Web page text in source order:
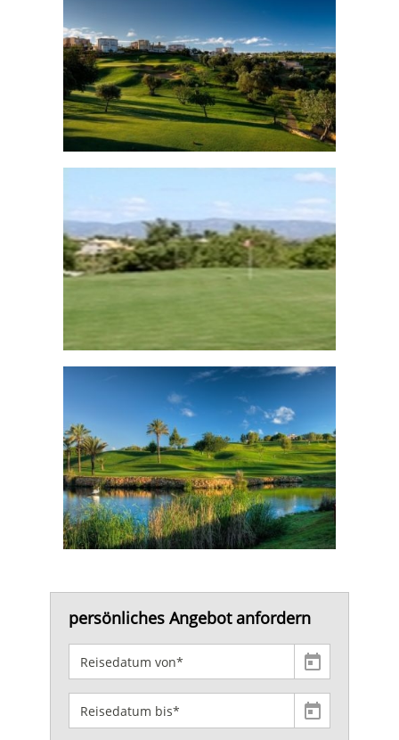
persönliches Angebot anfordern